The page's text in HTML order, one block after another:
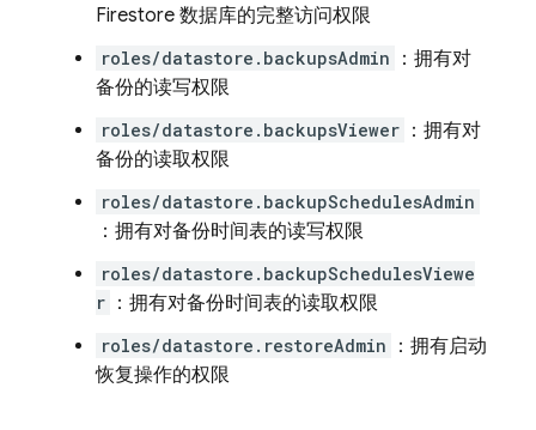
Firestore 数据库的完整访问权限
roles/datastore.backupsAdmin
：拥有对
备份的读写权限
roles/datastore.backupsViewer ：拥有对
备份的读取权限
roles/datastore.backupSchedulesAdmin
：拥有对备份时间表的读写权限
roles/datastore.backupSchedulesViewe
r ：拥有对备份时间表的读取权限
roles/datastore.restoreAdmin
：拥有启动
恢复操作的权限